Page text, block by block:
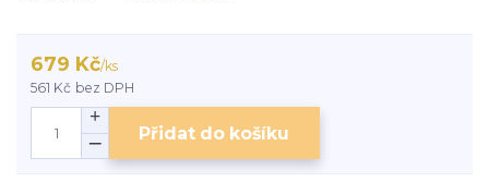
679 Kč/ks
561 Kč bez DPH
Přidat do košíku